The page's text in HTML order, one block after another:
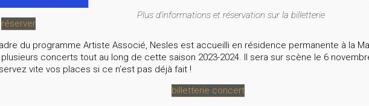
réserver
Plus d’informations et réservation sur la billetterie
du programme Artiste Associé, Nesles est accueilli en résidence permanente à la
concerts tout au long de cette saison 2023-2024. Il sera sur scène le 6
vite vos places si ce n’est pas déjà fait !
billetterie concert